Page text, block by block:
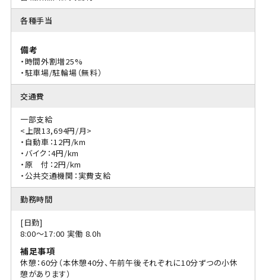
各種手当
備考
・時間外割増25%
・駐車場/駐輪場（無料）
交通費
一部支給
<上限13,694円/月>
・自動車：12円/km
・バイク：4円/km
・原 付：2円/km
・公共交通機関：実費支給
勤務時間
[日勤]
8:00〜17:00 実働 8.0h
補足事項
休憩：60分（本休憩40分、午前午後それぞれに10分ずつの小休
憩があります）